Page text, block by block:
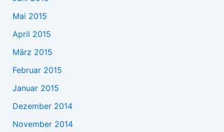
Mai 2015
April 2015
März 2015
Februar 2015
Januar 2015
Dezember 2014
November 2014